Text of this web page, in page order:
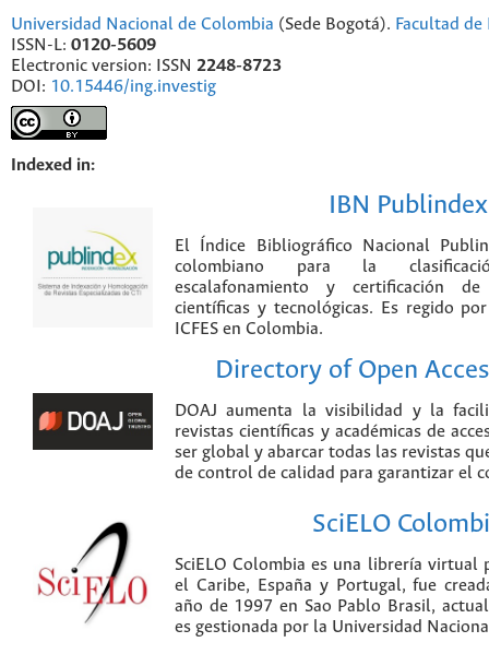
Universidad Nacional de Colombia (Sede Bogotá). Facultad
ISSN-L: 0120-5609
Electronic version: ISSN 2248-8723
DOI: 10.15446/ing.investig
Indexed in:
IBN Publindex
El Índice Bibliográfico Nacional
colombiano para la
escalafonamiento y certificación
científicas y tecnológicas. Es regido
ICFES en Colombia.
Directory of Open
DOAJ aumenta la visibilidad y la
revistas científicas y académicas de
ser global y abarcar todas las revistas
de control de calidad para garantizar el
SciELO
SciELO Colombia es una librería virtual
el Caribe, España y Portugal, fue
año de 1997 en Sao Pablo Brasil,
es gestionada por la Universidad